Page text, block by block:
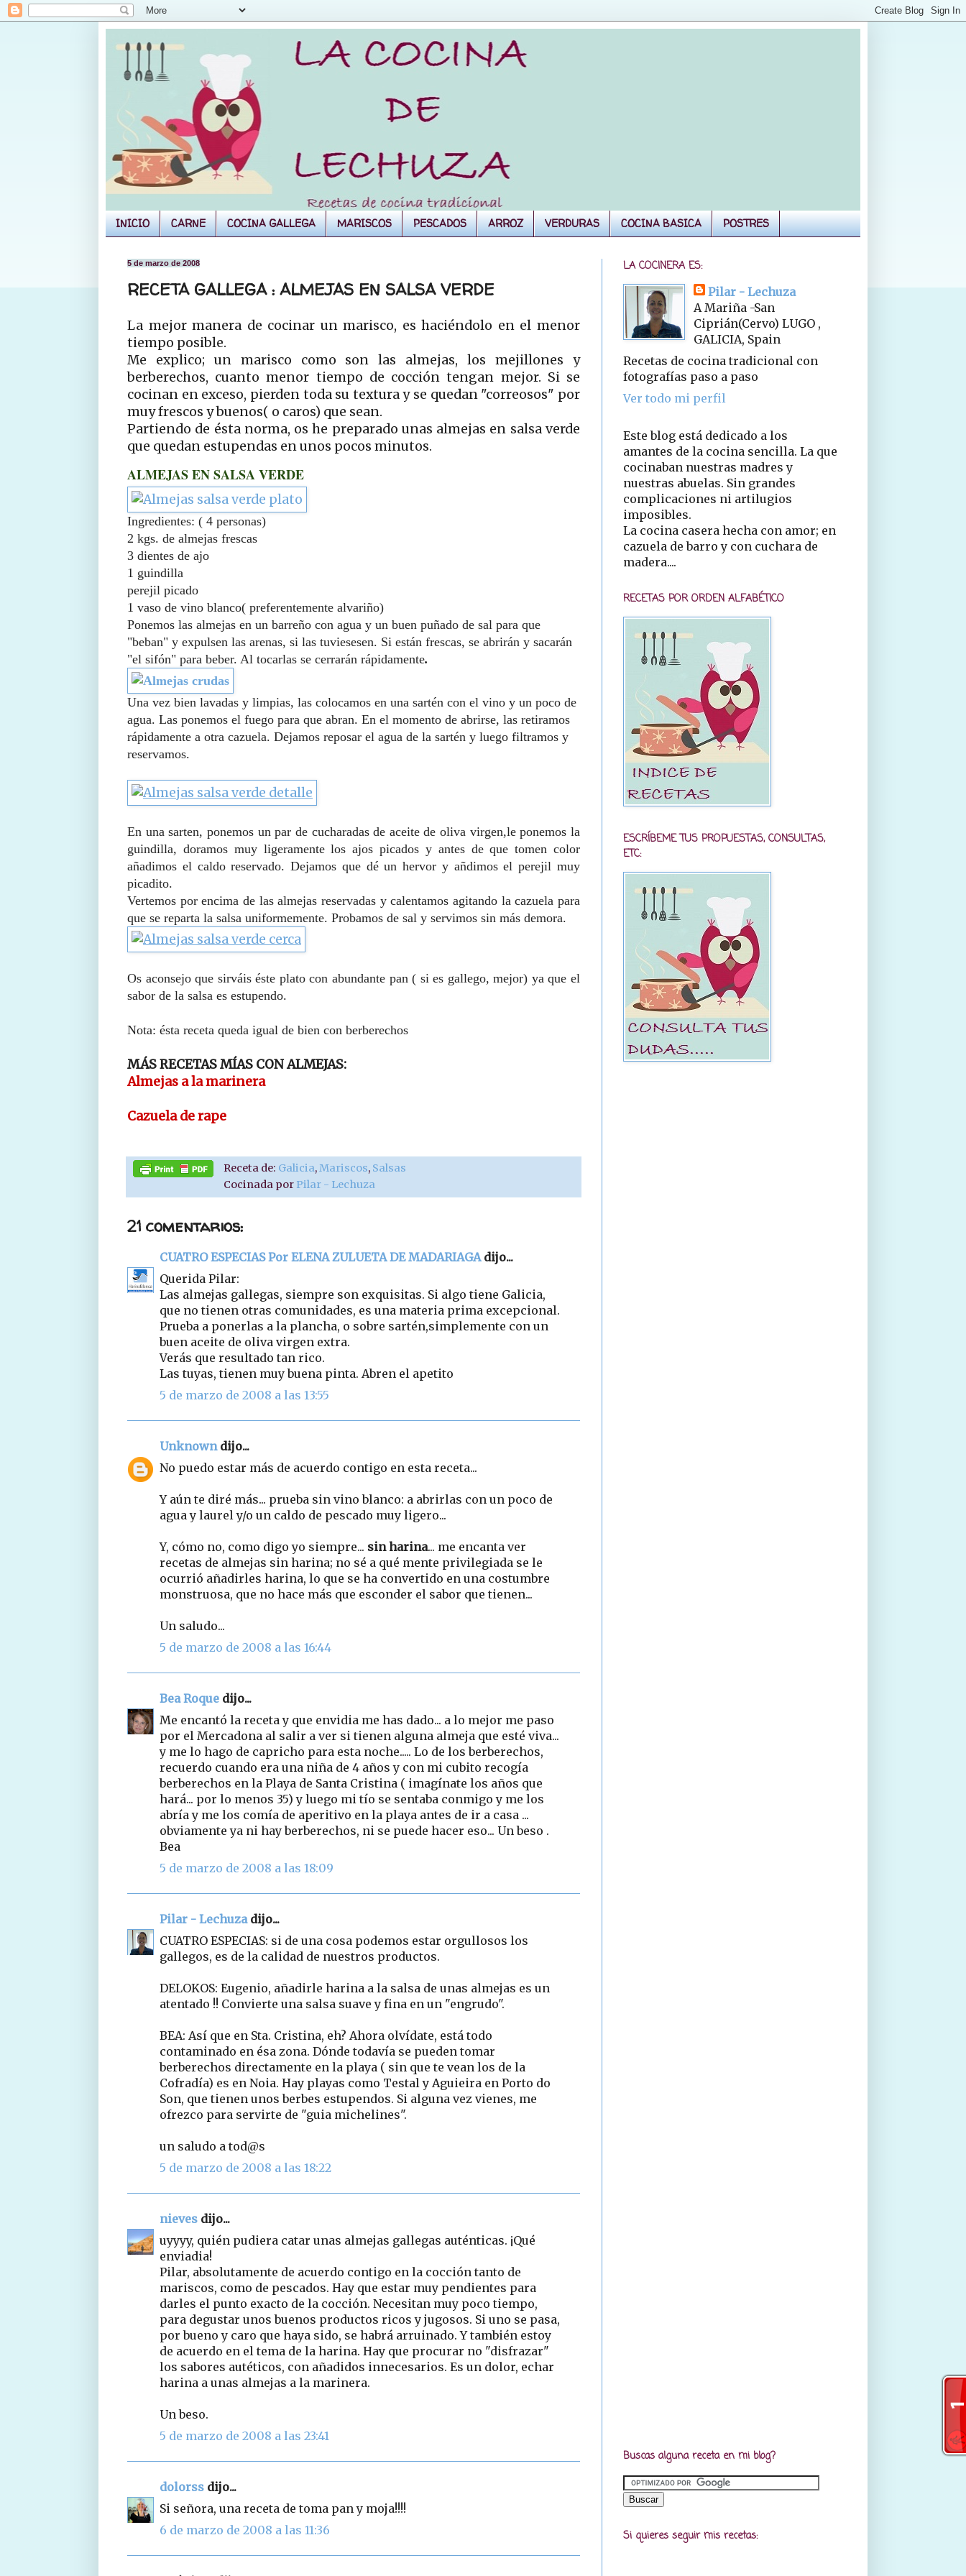
INICIO CARNE COCINA GALLEGA MARISCOS PESCADOS ARROZ VERDURAS COCINA BASICA POSTRES
5 de marzo de 2008
RECETA GALLEGA : ALMEJAS EN SALSA VERDE
La mejor manera de cocinar un marisco, es haciéndolo en el menor
tiempo posible.
Me explico; un marisco como son las almejas, los mejillones y
berberechos, cuanto menor tiempo de cocción tengan mejor. Si se
cocinan en exceso, pierden toda su textura y se quedan "correosos" por
muy frescos y buenos( o caros) que sean.
Partiendo de ésta norma, os he preparado unas almejas en salsa verde
que quedan estupendas en unos pocos minutos.
ALMEJAS EN SALSA VERDE
Ingredientes: ( 4 personas)
2 kgs. de almejas frescas
3 dientes de ajo
1 guindilla
perejil picado
1 vaso de vino blanco( preferentemente alvariño)
Ponemos las almejas en un barreño con agua y un buen puñado de sal para que
"beban" y expulsen las arenas, si las tuviesesen. Si están frescas, se abrirán y sacarán
"el sifón" para beber. Al tocarlas se cerrarán rápidamente.
Una vez bien lavadas y limpias, las colocamos en una sartén con el vino y un poco de
agua. Las ponemos el fuego para que abran. En el momento de abrirse, las retiramos
rápidamente a otra cazuela. Dejamos reposar el agua de la sartén y luego filtramos y
reservamos.
En una sarten, ponemos un par de cucharadas de aceite de oliva virgen,le ponemos la
guindilla, doramos muy ligeramente los ajos picados y antes de que tomen color
añadimos el caldo reservado. Dejamos que dé un hervor y añdimos el perejil muy
picadito.
Vertemos por encima de las almejas reservadas y calentamos agitando la cazuela para
que se reparta la salsa uniformemente. Probamos de sal y servimos sin más demora.
Os aconsejo que sirváis éste plato con abundante pan ( si es gallego, mejor) ya que el
sabor de la salsa es estupendo.
Nota: ésta receta queda igual de bien con berberechos
MÁS RECETAS MÍAS CON ALMEJAS:
Almejas a la marinera
Cazuela de rape
Receta de: Galicia,Mariscos, Salsas
Cocinada por Pilar - Lechuza
21 comentarios:
CUATRO ESPECIAS Por ELENA ZULUETA DE MADARIAGAdijo...
Querida Pilar:
Las almejas gallegas, siempre son exquisitas. Si algo tiene Galicia,
que no tienen otras comunidades, es una materia prima excepcional.
Prueba a ponerlas a la plancha, o sobre sartén,simplemente con un
buen aceite de oliva virgen extra.
Verás que resultado tan rico.
Las tuyas, tienen muy buena pinta. Abren el apetito
5 de marzo de 2008 a las 13:55
Unknowndijo...
No puedo estar más de acuerdo contigo en esta receta...
Y aún te diré más... prueba sin vino blanco: a abrirlas con un poco de
agua y laurel y/o un caldo de pescado muy ligero...
Y, cómo no, como digo yo siempre... sin harina... me encanta ver
recetas de almejas sin harina; no sé a qué mente privilegiada se le
ocurrió añadirles harina, lo que se ha convertido en una costumbre
monstruosa, que no hace más que esconder el sabor que tienen...
Un saludo...
5 de marzo de 2008 a las 16:44
Bea Roque dijo...
Me encantó la receta y que envidia me has dado... a lo mejor me paso
por el Mercadona al salir a ver si tienen alguna almeja que esté viva...
y me lo hago de capricho para esta noche..... Lo de los berberechos,
recuerdo cuando era una niña de 4 años y con mi cubito recogía
berberechos en la Playa de Santa Cristina ( imagínate los años que
hará... por lo menos 35) y luego mi tío se sentaba conmigo y me los
abría y me los comía de aperitivo en la playa antes de ir a casa ...
obviamente ya ni hay berberechos, ni se puede hacer eso... Un beso .
Bea
5 de marzo de 2008 a las 18:09
Pilar - Lechuzadijo...
CUATRO ESPECIAS: si de una cosa podemos estar orgullosos los
gallegos, es de la calidad de nuestros productos.
DELOKOS: Eugenio, añadirle harina a la salsa de unas almejas es un
atentado !! Convierte una salsa suave y fina en un "engrudo".
BEA: Así que en Sta. Cristina, eh? Ahora olvídate, está todo
contaminado en ésa zona. Dónde todavía se pueden tomar
berberechos directamente en la playa ( sin que te vean los de la
Cofradía) es en Noia. Hay playas como Testal y Aguieira en Porto do
Son, que tienen unos berbes estupendos. Si alguna vez vienes, me
ofrezco para servirte de "guia michelines".
un saludo a tod@s
5 de marzo de 2008 a las 18:22
nieves dijo...
uyyyy, quién pudiera catar unas almejas gallegas auténticas. ¡Qué
enviadia!
Pilar, absolutamente de acuerdo contigo en la cocción tanto de
mariscos, como de pescados. Hay que estar muy pendientes para
darles el punto exacto de la cocción. Necesitan muy poco tiempo,
para degustar unos buenos productos ricos y jugosos. Si uno se pasa,
por bueno y caro que haya sido, se habrá arruinado. Y también estoy
de acuerdo en el tema de la harina. Hay que procurar no "disfrazar"
los sabores autéticos, con añadidos innecesarios. Es un dolor, echar
harina a unas almejas a la marinera.
Un beso.
5 de marzo de 2008 a las 23:41
dolorss dijo...
Si señora, una receta de toma pan y moja!!!!
6 de marzo de 2008 a las 11:36
LA COCINERA ES:
Pilar - Lechuza
A Mariña -San
Ciprián(Cervo) LUGO ,
GALICIA, Spain
Recetas de cocina tradicional con
fotografías paso a paso
Ver todo mi perfil
Este blog está dedicado a los
amantes de la cocina sencilla. La que
cocinaban nuestras madres y
nuestras abuelas. Sin grandes
complicaciones ni artilugios
imposibles.
La cocina casera hecha con amor; en
cazuela de barro y con cuchara de
madera....
RECETAS POR ORDEN ALFABÉTICO
ESCRÍBEME TUS PROPUESTAS, CONSULTAS,
ETC:
Buscas alguna receta en mi blog?
Si quieres seguir mis recetas: